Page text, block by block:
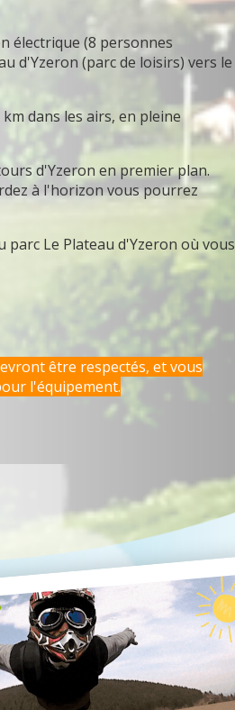
électrique (8 personnes
d'Yzeron (parc de loisirs) vers le
dans les airs, en pleine
d'Yzeron en premier plan.
à l'horizon vous pourrez
Le Plateau d'Yzeron où vous
être respectés, et vous
l'équipement.